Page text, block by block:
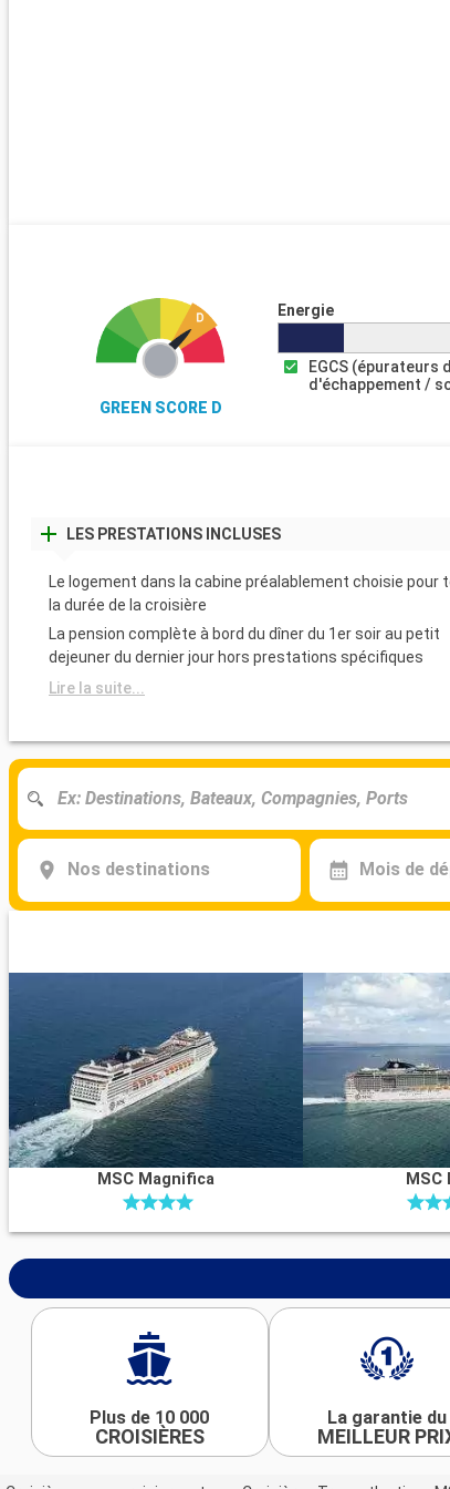
GREEN SCORE D
Energie
EGCS (épurateurs
d'échappement /
LES PRESTATIONS INCLUSES
Le logement dans la cabine préalablement choisie pour
la durée de la croisière
La pension complète à bord du dîner du 1er soir au petit
dejeuner du dernier jour hors prestations spécifiques
Lire la suite...
Nos destinations Mois de
MSC Magnifica MSC
Plus de 10 000
CROISIÈRES
La garantie du
MEILLEUR